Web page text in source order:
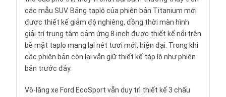
các mẫu SUV. Bảng taplô của phiên bản Titanium mới
được thiết kế giảm độ nghiêng, đồng thời màn hình
giải trí trung tâm cảm ứng 8 inch được thiết kế nổi trên
bề mặt taplo mang lại nét tươi mới, hiện đại. Trong khi
các phiên bản còn lại vẫn giữ thiết kế táp lô như phiên
bản trước đây.
Vô-lăng xe Ford EcoSport vẫn duy trì thiết kế 3 chấu